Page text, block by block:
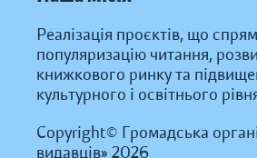
Реалізація проєктів, що
популяризацію читання,
книжкового ринку та
культурного і освітнього
Copyright© Громадська
видавців» 2026